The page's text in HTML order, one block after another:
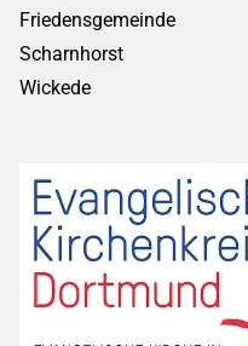
Friedensgemeinde
Scharnhorst
Wickede